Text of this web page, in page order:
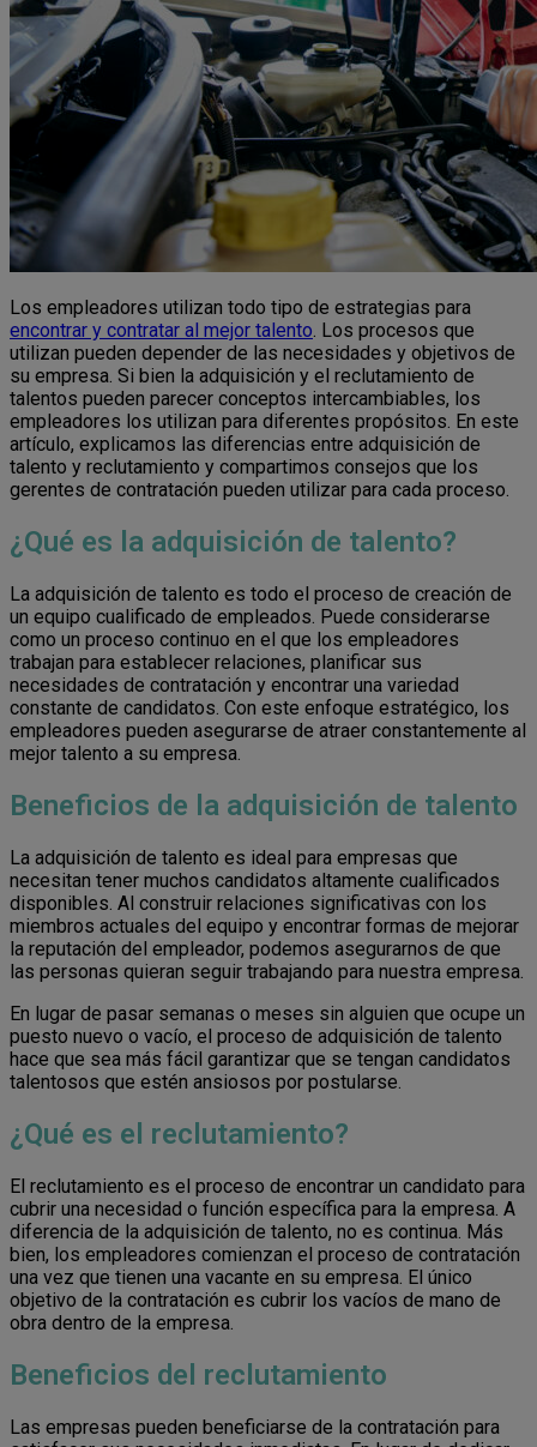
Los empleadores utilizan todo tipo de estrategias para
encontrar y contratar al mejor talento. Los procesos que
utilizan pueden depender de las necesidades y objetivos de
su empresa. Si bien la adquisición y el reclutamiento de
talentos pueden parecer conceptos intercambiables, los
empleadores los utilizan para diferentes propósitos. En este
artículo, explicamos las diferencias entre adquisición de
talento y reclutamiento y compartimos consejos que los
gerentes de contratación pueden utilizar para cada proceso.
¿Qué es la adquisición de talento?
La adquisición de talento es todo el proceso de creación de
un equipo cualificado de empleados. Puede considerarse
como un proceso continuo en el que los empleadores
trabajan para establecer relaciones, planificar sus
necesidades de contratación y encontrar una variedad
constante de candidatos. Con este enfoque estratégico, los
empleadores pueden asegurarse de atraer constantemente al
mejor talento a su empresa.
Beneficios de la adquisición de talento
La adquisición de talento es ideal para empresas que
necesitan tener muchos candidatos altamente cualificados
disponibles. Al construir relaciones significativas con los
miembros actuales del equipo y encontrar formas de mejorar
la reputación del empleador, podemos asegurarnos de que
las personas quieran seguir trabajando para nuestra empresa.
En lugar de pasar semanas o meses sin alguien que ocupe un
puesto nuevo o vacío, el proceso de adquisición de talento
hace que sea más fácil garantizar que se tengan candidatos
talentosos que estén ansiosos por postularse.
¿Qué es el reclutamiento?
El reclutamiento es el proceso de encontrar un candidato para
cubrir una necesidad o función específica para la empresa. A
diferencia de la adquisición de talento, no es continua. Más
bien, los empleadores comienzan el proceso de contratación
una vez que tienen una vacante en su empresa. El único
objetivo de la contratación es cubrir los vacíos de mano de
obra dentro de la empresa.
Beneficios del reclutamiento
Las empresas pueden beneficiarse de la contratación para